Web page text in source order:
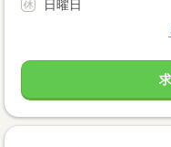
日曜日